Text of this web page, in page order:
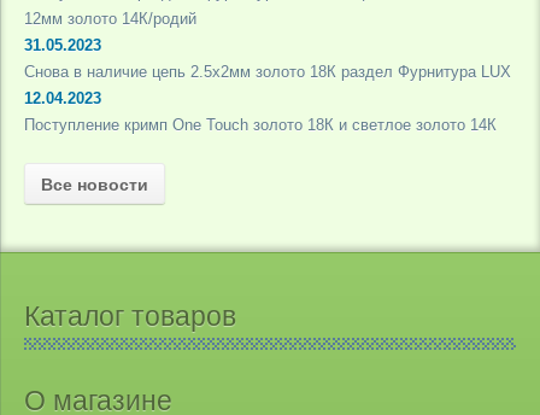
12мм золото 14К/родий
31.05.2023
Снова в наличие цепь 2.5х2мм золото 18К раздел Фурнитура LUX
12.04.2023
Поступление кримп One Touch золото 18К и светлое золото 14К
Все новости
Каталог товаров
О магазине